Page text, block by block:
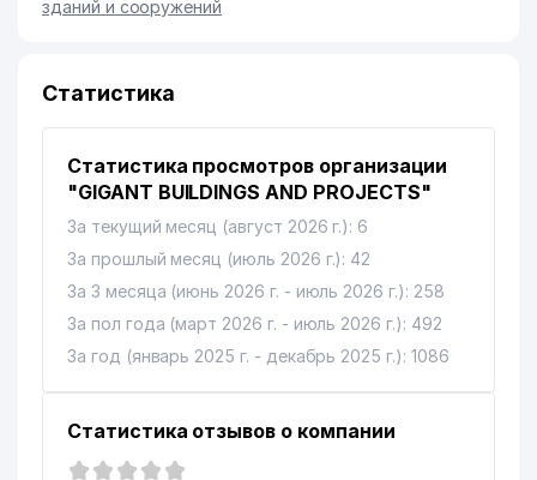
зданий и сооружений
Статистика
Статистика просмотров организации
"GIGANT BUILDINGS AND PROJECTS"
За текущий месяц (август 2026 г.): 6
За прошлый месяц (июль 2026 г.): 42
За 3 месяца (июнь 2026 г. - июль 2026 г.): 258
За пол года (март 2026 г. - июль 2026 г.): 492
За год (январь 2025 г. - декабрь 2025 г.): 1086
Статистика отзывов о компании